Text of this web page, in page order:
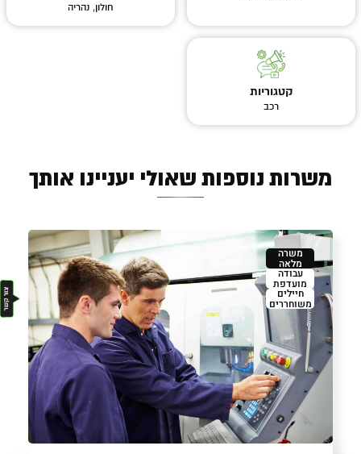
חולון, נהריה
קטגוריות
רכב
משרות נוספות שאולי יעניינו אותך
משרה
מלאה
עבודה
מועדפת
חיילים
משוחררים